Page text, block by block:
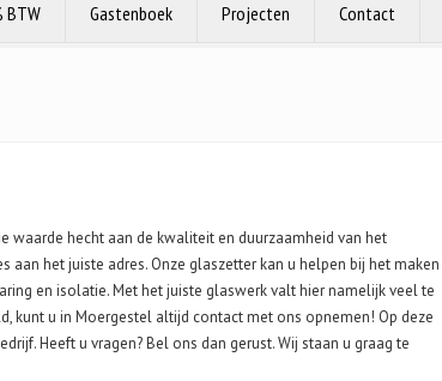
BTW Gastenboek Projecten Contact
waarde hecht aan de kwaliteit en duurzaamheid van het
aan het juiste adres. Onze glaszetter kan u helpen bij het maken
en isolatie. Met het juiste glaswerk valt hier namelijk veel te
kunt u in Moergestel altijd contact met ons opnemen! Op deze
Heeft u vragen? Bel ons dan gerust. Wij staan u graag te